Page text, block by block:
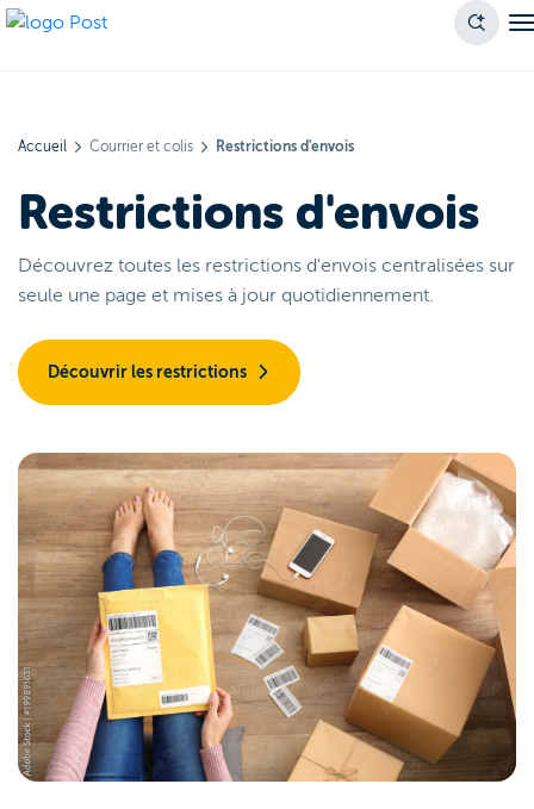
Accueil Courrier et colis Restrictions d'envois
Restrictions d'envois
Découvrez toutes les restrictions d'envois centralisées sur
seule une page et mises à jour quotidiennement.
Découvrir les restrictions